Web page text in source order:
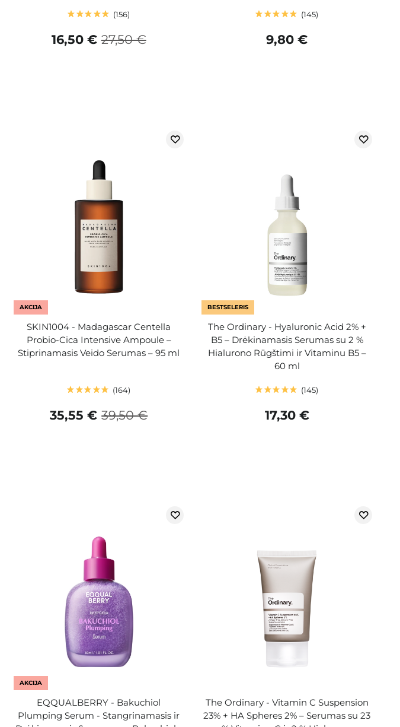
156
27,50 €
16,50 €
145
9,80 €
AKCIJA
SKIN1004 - Madagascar Centella
Probio-Cica Intensive Ampoule –
Stiprinamasis Veido Serumas – 95 ml
164
39,50 €
35,55 €
BESTSELERIS
The Ordinary - Hyaluronic Acid 2% +
B5 – Drėkinamasis Serumas su 2 %
Hialurono Rūgštimi ir Vitaminu B5 –
60 ml
145
17,30 €
AKCIJA
EQQUALBERRY - Bakuchiol
Plumping Serum - Stangrinamasis ir
The Ordinary - Vitamin C Suspension
23% + HA Spheres 2% – Serumas su 23